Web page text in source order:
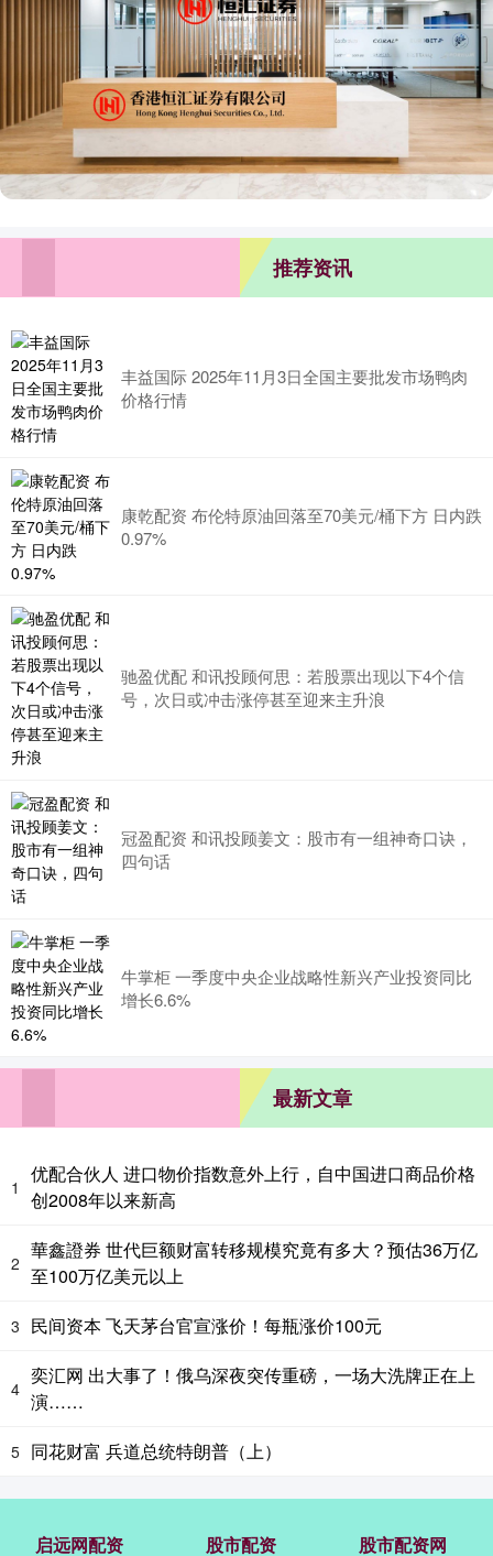
推荐资讯
丰益国际 2025年11月3日全国主要批发市场鸭肉
价格行情
康乾配资 布伦特原油回落至70美元/桶下方 日内跌
0.97%
驰盈优配 和讯投顾何思：若股票出现以下4个信
号，次日或冲击涨停甚至迎来主升浪
冠盈配资 和讯投顾姜文：股市有一组神奇口诀，
四句话
牛掌柜 一季度中央企业战略性新兴产业投资同比
增长6.6%
最新文章
1
优配合伙人 进口物价指数意外上行，自中国进口商品价格
创2008年以来新高
2
華鑫證券 世代巨额财富转移规模究竟有多大？预估36万亿
至100万亿美元以上
3 民间资本 飞天茅台官宣涨价！每瓶涨价100元
4
奕汇网 出大事了！俄乌深夜突传重磅，一场大洗牌正在上
演……
5 同花财富 兵道总统特朗普（上）
启远网配资 股市配资 股市配资网